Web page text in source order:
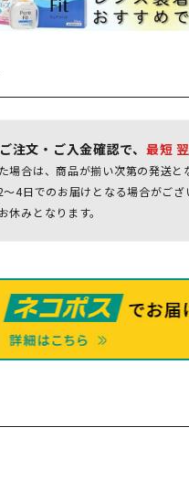
注文・ご入金確認で、 最短
合は、商品が揃い次第の発送と
4日でのお届けとなる場合がござ
みとなります。